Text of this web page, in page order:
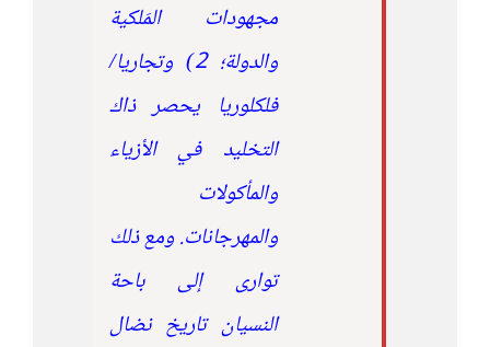
مجهودات المَلكية
والدولة؛ 2) وتجاريا/
فلكلوريا يحصر ذاك
التخليد في الأزياء
والمأكولات
والمهرجانات. ومع ذلك
توارى إلى باحة
النسيان تاريخ نضال